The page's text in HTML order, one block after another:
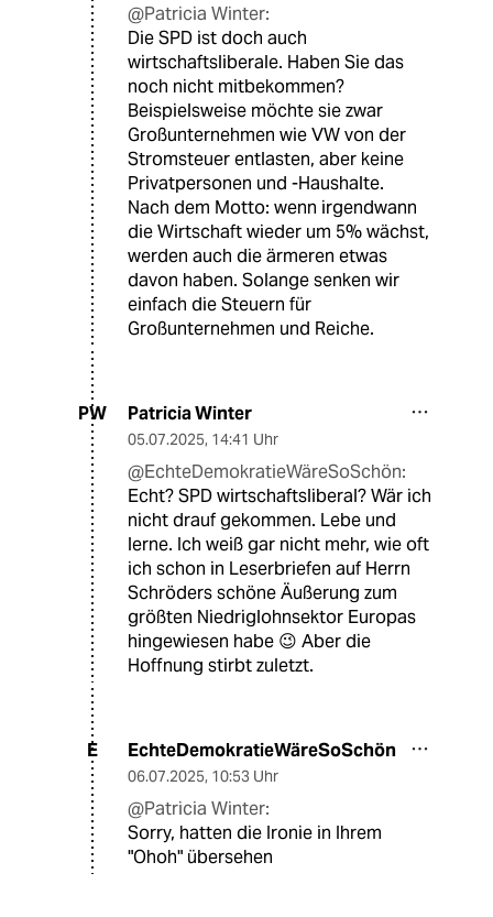
@Patricia Winter:
Die SPD ist doch auch
wirtschaftsliberale. Haben Sie das
noch nicht mitbekommen?
Beispielsweise möchte sie zwar
Großunternehmen wie VW von der
Stromsteuer entlasten, aber keine
Privatpersonen und -Haushalte.
Nach dem Motto: wenn irgendwann
die Wirtschaft wieder um 5% wächst,
werden auch die ärmeren etwas
davon haben. Solange senken wir
einfach die Steuern für
Großunternehmen und Reiche.
PW Patricia Winter
05.07.2025, 14:41 Uhr
@EchteDemokratieWäreSoSchön:
Echt? SPD wirtschaftsliberal? Wär ich
nicht drauf gekommen. Lebe und
lerne. Ich weiß gar nicht mehr, wie oft
ich schon in Leserbriefen auf Herrn
Schröders schöne Äußerung zum
größten Niedriglohnsektor Europas
hingewiesen habe 😉 Aber die
Hoffnung stirbt zuletzt.
E EchteDemokratieWäreSoSchön
06.07.2025, 10:53 Uhr
@Patricia Winter:
Sorry, hatten die Ironie in Ihrem
"Ohoh" übersehen